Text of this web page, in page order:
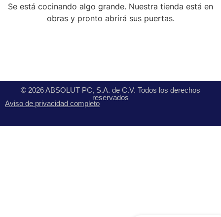
Se está cocinando algo grande. Nuestra tienda está en
obras y pronto abrirá sus puertas.
© 2026 ABSOLUT PC, S.A. de C.V. Todos los derechos
reservados
Aviso de privacidad completo